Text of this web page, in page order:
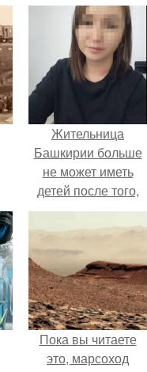
Жительница
Башкирии больше
не может иметь
детей после того,
как медики сделали
ей аборт на шестом
месяце
беременности и
оставили в матке
плаценту.
Пока вы читаете
это, марсоход